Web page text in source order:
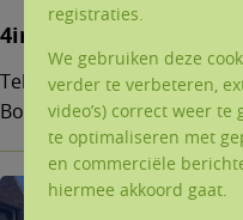
4ingen op Ten Bos
Teksten (pdf) en
Bos.
registraties.
We gebruiken deze
verder te verbeteren,
video’s) correct weer
te optimaliseren met
en commerciële
hiermee akkoord gaat.